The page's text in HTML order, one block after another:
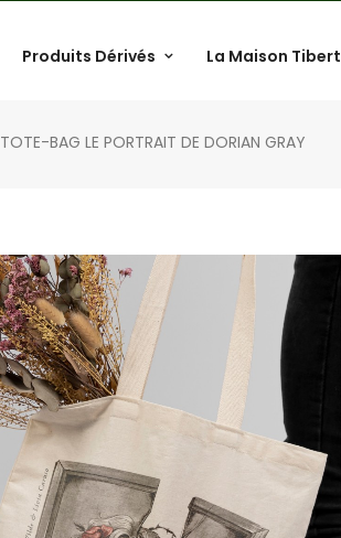
Produits Dérivés La Maison Tibert
TOTE-BAG LE PORTRAIT DE DORIAN GRAY